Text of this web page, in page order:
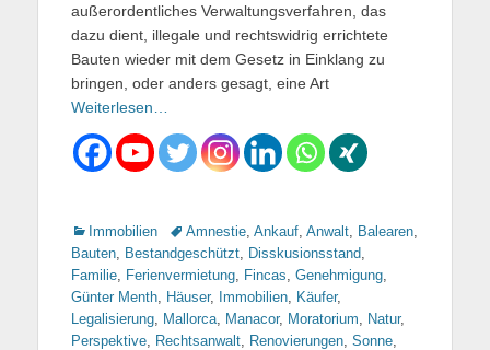
außerordentliches Verwaltungsverfahren, das
dazu dient, illegale und rechtswidrig errichtete
Bauten wieder mit dem Gesetz in Einklang zu
bringen, oder anders gesagt, eine Art
Weiterlesen…
Kategorien
Immobilien TagsAmnestie Ankauf Anwalt Balearen
Bauten Bestandgeschützt Disskusionsstand
Familie Ferienvermietung Fincas Genehmigung
Günter Menth Häuser, Immobilien Käufer,
Legalisierung Mallorca Manacor, Moratorium Natur,
Perspektive Rechtsanwalt Renovierungen Sonne